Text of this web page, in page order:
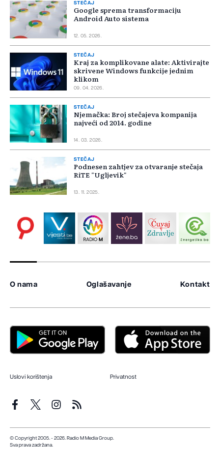
STEČAJ
Google sprema transformaciju
Android Auto sistema
12. 05. 2026.
STEČAJ
Kraj za komplikovane alate: Aktivirajte
skrivene Windows funkcije jednim
klikom
09. 04. 2026.
STEČAJ
Njemačka: Broj stečajeva kompanija
najveći od 2014. godine
14. 03. 2026.
STEČAJ
Podnesen zahtjev za otvaranje stečaja
RiTE "Ugljevik"
13. 11. 2025.
O nama Oglašavanje Kontakt
Uslovi korištenja Privatnost
© Copyright 2005. - 2026. Radio M Media Group.
Sva prava zadržana.